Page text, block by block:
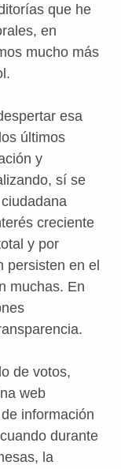
que he
en
mucho más
esa
últimos
y
sí se
creciente
y por
persisten en el
muchas. En
de votos,
web
información
durante
la